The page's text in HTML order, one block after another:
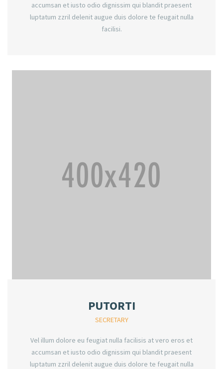
accumsan et iusto odio dignissim qui blandit praesent
luptatum zzril delenit augue duis dolore te feugait nulla
facilisi.
PUTORTI
SECRETARY
Vel illum dolore eu feugiat nulla facilisis at vero eros et
accumsan et iusto odio dignissim qui blandit praesent
luptatum zzril delenit augue duis dolore te feugait nulla